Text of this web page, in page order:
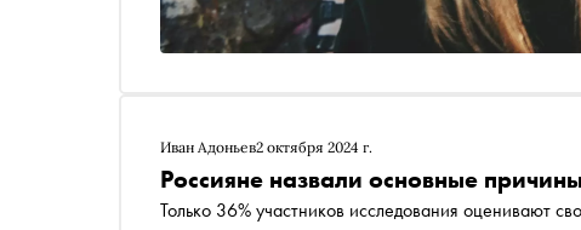
Иван Адоньев2 октября 2024 г.
Россияне назвали основные
Только 36% участников исследования оценивают